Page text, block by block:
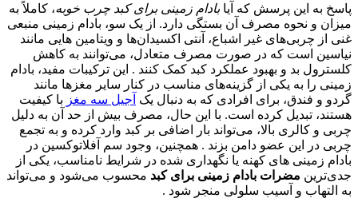
پاسخ به این پرسش که آیابادام زمینی برای کبد چرب خوبه، کاملاً به
میزان و نحوه مصرف آن بستگی دارد. از یک سو، بادام زمینی منبعی
غنی از چربی‌های غیر اشباع، آنتی‌ اکسیدان‌ها و ویتامین‌ هایی مانند
نیاسین است که در صورت مصرف متعادل، می‌توانند به کاهش
کلسترول بد و بهبود عملکرد کبد کمک کنند . این ترکیبات مفید، بادام
زمینی را به یکی از گزینه‌های مناسب در کنار سایر مغزها مانند
گردو و فندق، برای افرادی که به دنبال یک آجیل سه مغز با کیفیت
هستند، تبدیل کرده است. با این حال، مصرف بیش از حد آن به دلیل
چربی و کالری بالا، می‌تواند بار اضافی بر کبد وارد کرده و به تجمع
چربی در این عضو دامن بزند . همچنین، وجود سم آفلاتوکسین در
بادام‌ زمینی‌ های کهنه یا نگهداری‌ شده در شرایط نامناسب، یکی از
جدی‌ترین مضرات بادام زمینی برای کبد محسوب می‌شود و می‌تواند
به التهاب و آسیب سلولی منجر شود .